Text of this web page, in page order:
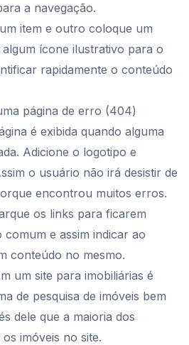
a navegação.
item e outro coloque um
ícone ilustrativo para o
rapidamente o conteúdo
página de erro (404)
é exibida quando alguma
Adicione o logotipo e
o usuário não irá desistir de
encontrou muitos erros.
os links para ficarem
e assim indicar ao
conteúdo no mesmo.
um site para imobiliárias é
de pesquisa de imóveis bem
dele que a maioria dos
imóveis no site.